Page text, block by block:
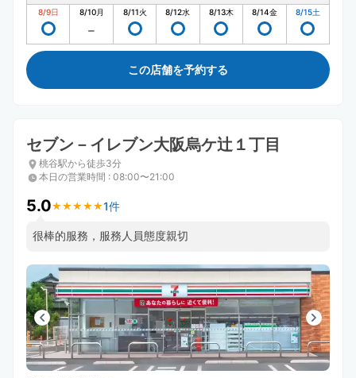
8/9日 8/10月 8/11火 8/12水 8/13木 8/14金 8/15土
この店舗を予約する
セブン－イレブン大阪烏ケ辻１丁目
桃谷駅から徒歩3分
本日の営業時間 : 08:00〜21:00
5.0★ ★ ★ ★ ★
★ ★ ★ ★ ★1件
很棒的服務，服務人員態度親切